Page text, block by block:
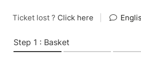
Ticket lost ? Click here
Step 1 : Basket